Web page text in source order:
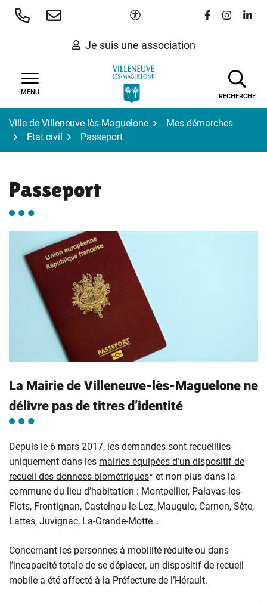
Aller
Paramètres d'accessibilité
Lien vers le
Lien vers
Lien
Je suis une association
MENU
RECHERCHE
Ville de Villeneuve-lès-Maguelone
Mes démarches
Etat civil
Passeport
Passeport
La Mairie de Villeneuve-lès-Maguelone ne
délivre pas de titres d’identité
Depuis le 6 mars 2017, les demandes sont recueillies
uniquement dans les mairies équipées d’un dispositif de
recueil des données biométriques* et non plus dans la
commune du lieu d’habitation : Montpellier, Palavas-les-
Flots, Frontignan, Castelnau-le-Lez, Mauguio, Carnon, Sète,
Lattes, Juvignac, La-Grande-Motte…
Concernant les personnes à mobilité réduite ou dans
l’incapacité totale de se déplacer, un dispositif de recueil
mobile a été affecté à la Préfecture de l’Hérault.